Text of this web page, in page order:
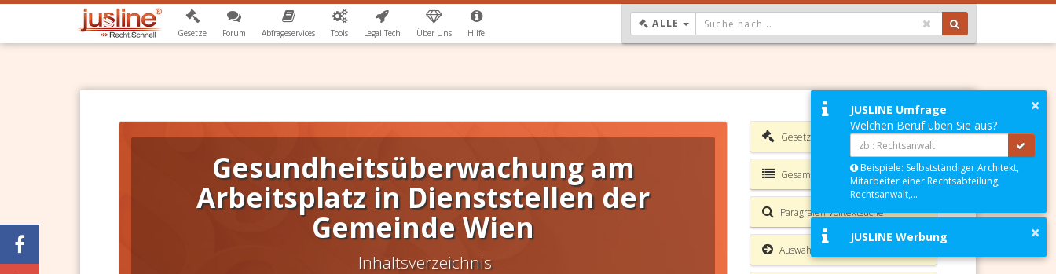
Gesetze Forum Abfrageservices Tools Legal.Tech Über Uns Hilfe
ALLE DROPDOWN: GEWÄHLTER WERT IST ALLE
Gesundheitsüberwachung am
Arbeitsplatz in Dienststellen der
Gemeinde Wien
Inhaltsverzeichnis
Gesetzesverzeichnis
Gesamte Rechtsvorschrift
Paragrafen Volltextsuche
Auswahl Aktionen
×
JUSLINE Umfrage
Welchen Beruf üben Sie aus?
Beispiele: Selbstständiger Architekt,
Mitarbeiter einer Rechtsabteilung,
Rechtsanwalt,...
×
JUSLINE Werbung